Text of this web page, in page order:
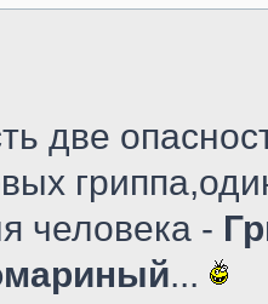
две
человека -
...